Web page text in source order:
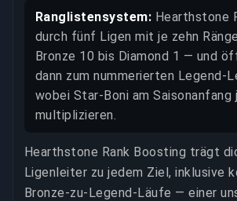
Ranglistensystem: Hearthstone
durch fünf Ligen mit je zehn
Bronze 10 bis Diamond 1 — und
dann zum nummerierten Legend-
wobei Star-Boni am Saisonanfang
multiplizieren.
Hearthstone Rank Boosting trägt
Ligenleiter zu jedem Ziel, inklusive
Bronze-zu-Legend-Läufe — einer